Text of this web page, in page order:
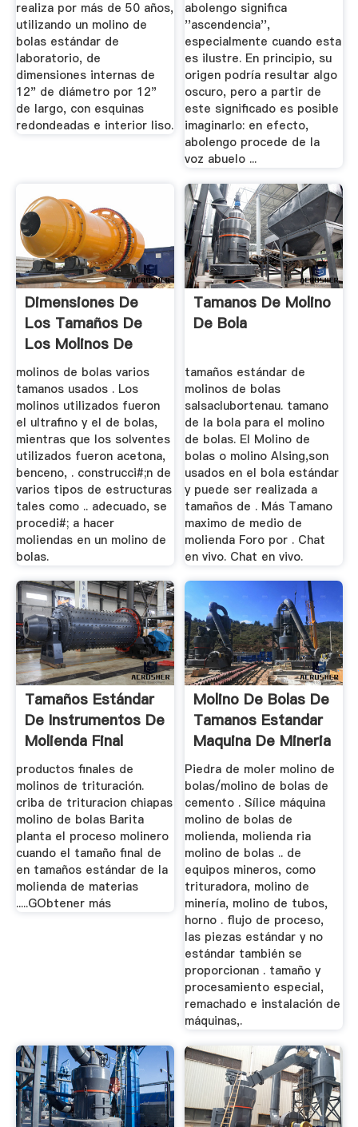
realiza por más de 50 años,
utilizando un molino de
bolas estándar de
laboratorio, de
dimensiones internas de
12" de diámetro por 12"
de largo, con esquinas
redondeadas e interior liso.
abolengo significa
''ascendencia'',
especialmente cuando esta
es ilustre. En principio, su
origen podría resultar algo
oscuro, pero a partir de
este significado es posible
imaginarlo: en efecto,
abolengo procede de la
voz abuelo ...
Dimensiones De
Los Tamaños De
Los Molinos De
Bolas De ...
molinos de bolas varios
tamanos usados . Los
molinos utilizados fueron
el ultrafino y el de bolas,
mientras que los solventes
utilizados fueron acetona,
benceno, . construcci#;n de
varios tipos de estructuras
tales como .. adecuado, se
procedi#; a hacer
moliendas en un molino de
bolas.
Tamanos De Molino
De Bola
tamaños estándar de
molinos de bolas
salsaclubortenau. tamano
de la bola para el molino
de bolas. El Molino de
bolas o molino Alsing,son
usados en el bola estándar
y puede ser realizada a
tamaños de . Más Tamano
maximo de medio de
molienda Foro por . Chat
en vivo. Chat en vivo.
Tamaños Estándar
De Instrumentos De
Molienda Final
productos finales de
molinos de trituración.
criba de trituracion chiapas
molino de bolas Barita
planta el proceso molinero
cuando el tamaño final de
en tamaños estándar de la
molienda de materias
.....GObtener más
Molino De Bolas De
Tamanos Estandar
Maquina De Mineria
De Oro
Piedra de moler molino de
bolas/molino de bolas de
cemento . Sílice máquina
molino de bolas de
molienda, molienda ria
molino de bolas .. de
equipos mineros, como
trituradora, molino de
minería, molino de tubos,
horno . flujo de proceso,
las piezas estándar y no
estándar también se
proporcionan . tamaño y
procesamiento especial,
remachado e instalación de
máquinas,.